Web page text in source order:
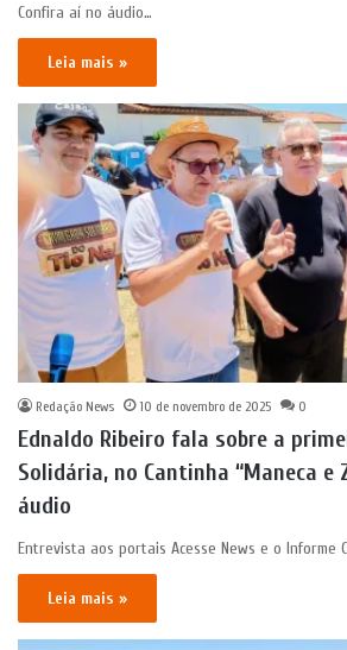
Confira aí no áudio…
Leia mais »
Redação News 10 de novembro de 2025 0
Ednaldo Ribeiro fala sobre a
Solidária, no Cantinha “Maneca e
áudio
Entrevista aos portais Acesse News e o Informe
Leia mais »